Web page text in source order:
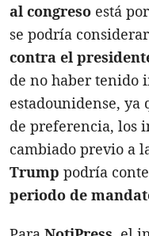
al congreso está
se podría
contra el
de no haber tenido
estadounidense, ya
de preferencia, los
cambiado previo a
Trump podría
periodo de